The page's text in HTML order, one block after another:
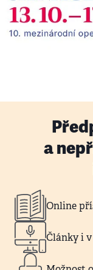
a
Online
Články i